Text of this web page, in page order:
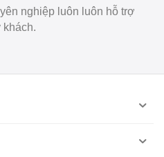
nghiệp luôn luôn hỗ trợ
khách.